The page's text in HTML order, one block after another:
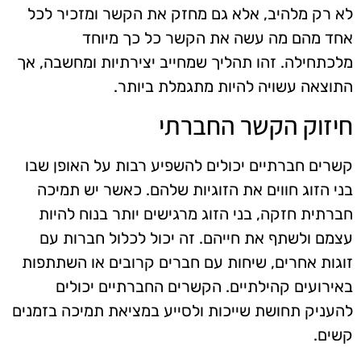
לא רק מלהיב, אלא גם מחזק את הקשר ומזכיר לכל
אחד מהם מה עשה את הקשר כל כך מיוחד
מלכתחילה. זהו תהליך שמחייב יצירתיות ומחשבה, אך
התוצאה עשויה להיות מתגמלת ביותר.
חיזוק הקשר החברתי
קשרים חברתיים יכולים להשפיע רבות על האופן שבו
בני הזוג חווים את הזוגיות שלהם. כאשר יש תמיכה
חברתית חזקה, בני הזוג מרגישים יותר בנוח להיות
עצמם ולשתף את חייהם. זה יכול לכלול חברות עם
זוגות אחרים, שיחות עם חברים קרובים או השתתפות
באירועים קהילתיים. הקשרים החברתיים יכולים
להעניק תחושת שייכות ולסייע במציאת תמיכה בזמנים
קשים.